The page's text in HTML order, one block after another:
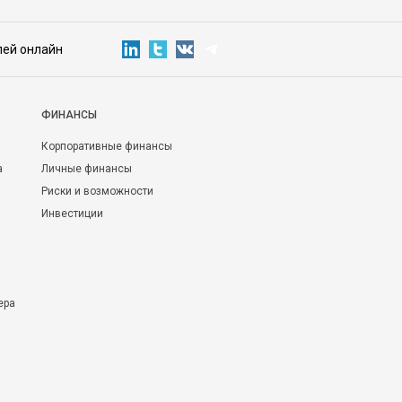
онлайн
ФИНАНСЫ
Корпоративные финансы
Личные финансы
Риски и возможности
Инвестиции